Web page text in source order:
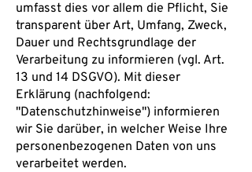
umfasst dies vor allem die Pflicht, Sie
transparent über Art, Umfang, Zweck,
Dauer und Rechtsgrundlage der
Verarbeitung zu informieren (vgl. Art.
13 und 14 DSGVO). Mit dieser
Erklärung (nachfolgend:
"Datenschutzhinweise") informieren
wir Sie darüber, in welcher Weise Ihre
personenbezogenen Daten von uns
verarbeitet werden.